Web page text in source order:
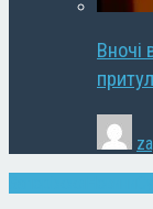
Вночі